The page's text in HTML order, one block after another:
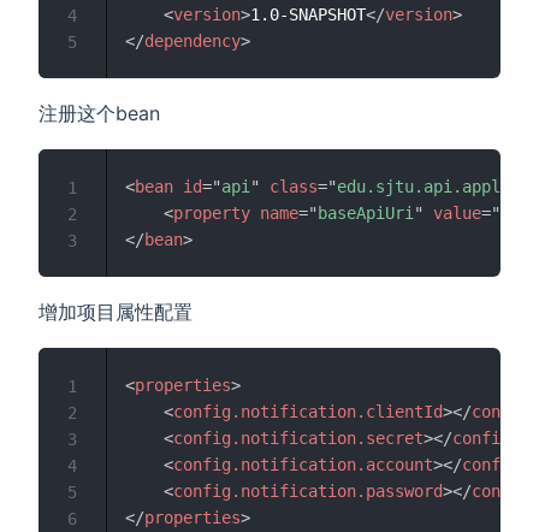
<version>1.0-SNAPSHOT</version>
</dependency>
4
5
注册这个bean
<bean id="api " class="
<property name=" baseApiUri " value="
</bean>
1
2
3
增加项目属性配置
<properties>
<config.notification.clientId></
<config.notification.secret></
<config.notification.account></
<config.notification.password></
</properties>
1
2
3
4
5
6